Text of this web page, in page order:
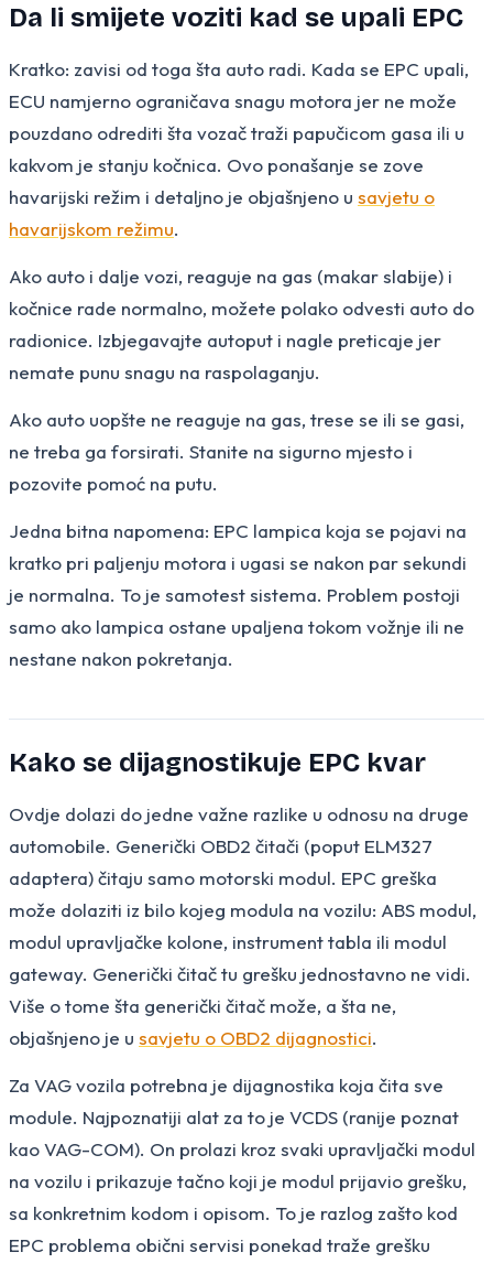
Da li smijete voziti kad se upali EPC
Kratko: zavisi od toga šta auto radi. Kada se EPC upali,
ECU namjerno ograničava snagu motora jer ne može
pouzdano odrediti šta vozač traži papučicom gasa ili u
kakvom je stanju kočnica. Ovo ponašanje se zove
havarijski režim i detaljno je objašnjeno u savjetu o
havarijskom režimu.
Ako auto i dalje vozi, reaguje na gas (makar slabije) i
kočnice rade normalno, možete polako odvesti auto do
radionice. Izbjegavajte autoput i nagle preticaje jer
nemate punu snagu na raspolaganju.
Ako auto uopšte ne reaguje na gas, trese se ili se gasi,
ne treba ga forsirati. Stanite na sigurno mjesto i
pozovite pomoć na putu.
Jedna bitna napomena: EPC lampica koja se pojavi na
kratko pri paljenju motora i ugasi se nakon par sekundi
je normalna. To je samotest sistema. Problem postoji
samo ako lampica ostane upaljena tokom vožnje ili ne
nestane nakon pokretanja.
Kako se dijagnostikuje EPC kvar
Ovdje dolazi do jedne važne razlike u odnosu na druge
automobile. Generički OBD2 čitači (poput ELM327
adaptera) čitaju samo motorski modul. EPC greška
može dolaziti iz bilo kojeg modula na vozilu: ABS modul,
modul upravljačke kolone, instrument tabla ili modul
gateway. Generički čitač tu grešku jednostavno ne vidi.
Više o tome šta generički čitač može, a šta ne,
objašnjeno je u savjetu o OBD2 dijagnostici.
Za VAG vozila potrebna je dijagnostika koja čita sve
module. Najpoznatiji alat za to je VCDS (ranije poznat
kao VAG-COM). On prolazi kroz svaki upravljački modul
na vozilu i prikazuje tačno koji je modul prijavio grešku,
sa konkretnim kodom i opisom. To je razlog zašto kod
EPC problema obični servisi ponekad traže grešku